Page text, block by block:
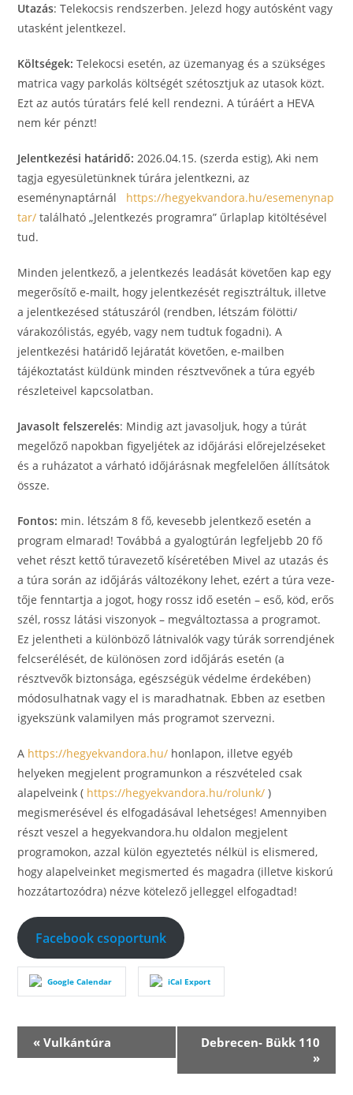
Utazás: Telekocsis rendszerben. Jelezd hogy autósként vagy
utasként jelentkezel.
Költségek: Telekocsi esetén, az üzemanyag és a szükséges
matrica vagy parkolás költségét szétosztjuk az utasok közt.
Ezt az autós túratárs felé kell rendezni. A túráért a HEVA
nem kér pénzt!
Jelentkezési határidő: 2026.04.15. (szerda estig), Aki nem
tagja egyesületünknek túrára jelentkezni, az
eseménynaptárnál https://hegyekvandora.hu/esemenynap
tar/ található „Jelentkezés programra” űrlaplap kitöltésével
tud.
Minden jelentkező, a jelentkezés leadását követően kap egy
megerősítő e-mailt, hogy jelentkezését regisztráltuk, illetve
a jelentkezésed státuszáról (rendben, létszám fölötti/
várakozólistás, egyéb, vagy nem tudtuk fogadni). A
jelentkezési határidő lejáratát követően, e-mailben
tájékoztatást küldünk minden résztvevőnek a túra egyéb
részleteivel kapcsolatban.
Javasolt felszerelés: Mindig azt javasoljuk, hogy a túrát
megelőző napokban figyeljétek az időjárási előrejelzéseket
és a ruházatot a várható időjárásnak megfelelően állítsátok
össze.
Fontos: min. létszám 8 fő, kevesebb jelentkező esetén a
program elmarad! Továbbá a gyalogtúrán legfeljebb 20 fő
vehet részt kettő túravezető kíséretében Mi­vel az utazás és
a túra so­rán az idő­já­rás vál­to­zé­kony le­het, ezért a tú­ra ­ve­ze­
tője fenn­tart­ja a jo­got, hogy rossz idő ese­tén – eső, köd, erős
szél, rossz lá­tá­si vi­szo­nyok – meg­vál­toz­tas­sa a prog­ra­mot.
Ez je­lent­he­ti a kü­lön­bö­ző lát­ni­va­lók vagy tú­rák sorrend­jé­nek
fel­cse­ré­lé­sét, de kü­lö­nö­sen zord idő­já­rás ese­tén (a
résztvevők biztonsága, egészségük védelme érdekében)
módosulhatnak vagy el is ma­rad­hat­nak. Eb­ben az eset­ben
igyek­szünk va­la­mi­lyen más prog­ra­mot szer­vez­ni.
A https://hegyekvandora.hu/ honlapon, illetve egyéb
helyeken megjelent programunkon a részvételed csak
alapelveink ( https://hegyekvandora.hu/rolunk/ )
megismerésével és elfogadásával lehetséges! Amennyiben
részt veszel a hegyekvandora.hu oldalon megjelent
programokon, azzal külön egyeztetés nélkül is elismered,
hogy alapelveinket megismerted és magadra (illetve kiskorú
hozzátartozódra) nézve kötelező jelleggel elfogadtad!
Facebook csoportunk
Google Calendar iCal Export
v
« Vulkántúra
Debrecen- Bükk 110
»